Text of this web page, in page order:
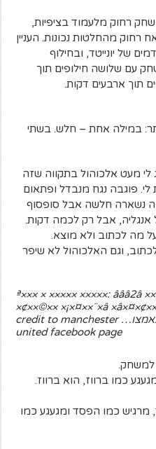
רחוק מלעמוד בציפיות,
רחוק מהחלטות נכונות. העניין
של יונייטד, ובחילוף
עם שלושה חילופים תוך
תוך ארבעים דקות.
במילה אחת – חלש. בשתי
מעט אלכוהול בתקווה שזה
פוגבה נגח מנבדל ופתאום
נשארה חלשה אבל סופסוף
אבל רק לכמה דקות.
מה לכתוב ולא מוצא.
וגם האלכוהול לא שיפר
אי אפשר להגיד שלא התאמצו… credit to manchester
united facebook page
למשחק.
כמו ברווז, הוא ברווז.
כמו הפסד ומגעגע כמו